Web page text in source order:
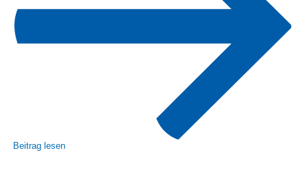
Beitrag lesen